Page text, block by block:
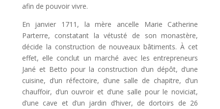
afin de pouvoir vivre.
En janvier 1711, la mère ancelle Marie Catherine
Parterre, constatant la vétusté de son monastère,
décide la construction de nouveaux bâtiments. À cet
effet, elle conclut un marché avec les entrepreneurs
Jané et Betto pour la construction d’un dépôt, d’une
cuisine, d’un réfectoire, d’une salle de chapitre, d’un
chauffoir, d’un ouvroir et d’une salle pour le noviciat,
d’une cave et d’un jardin d’hiver, de dortoirs de 26